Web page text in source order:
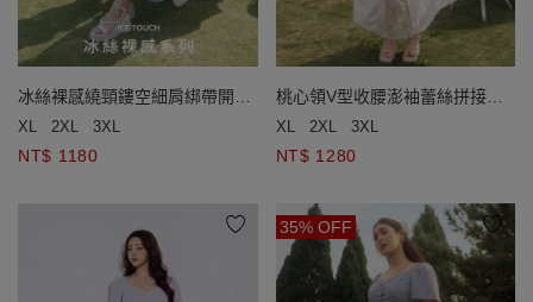
冰絲裸感繞頸鏤空細肩綁帶開衩
長洋裝(附胸墊)
XL 2XL 3XL
NT$ 1180
桃心領V型收腰澎袖蕾絲拼接長
洋裝
XL 2XL 3XL
NT$ 1280
35% OFF